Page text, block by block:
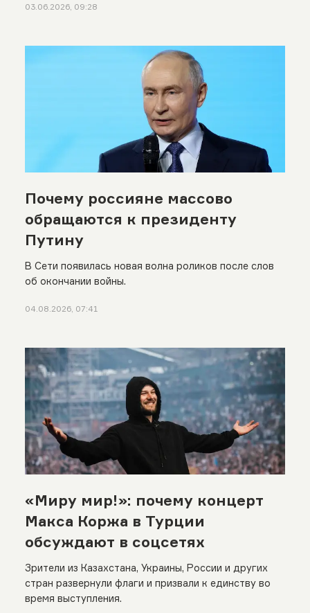
03.06.2026, 09:28
Почему россияне массово
обращаются к президенту
Путину
В Сети появилась новая волна роликов после слов
об окончании войны.
04.08.2026, 07:41
«Миру мир!»: почему концерт
Макса Коржа в Турции
обсуждают в соцсетях
Зрители из Казахстана, Украины, России и других
стран развернули флаги и призвали к единству во
время выступления.